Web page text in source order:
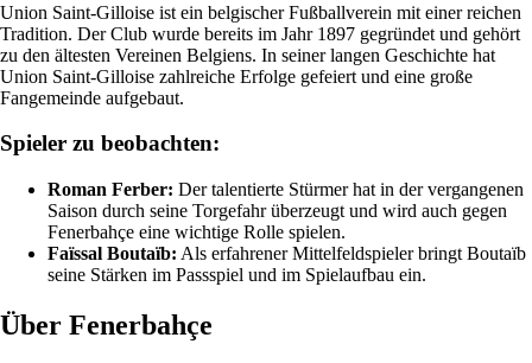
Union Saint-Gilloise ist ein belgischer Fußballverein mit einer reichen
Tradition. Der Club wurde bereits im Jahr 1897 gegründet und gehört
zu den ältesten Vereinen Belgiens. In seiner langen Geschichte hat
Union Saint-Gilloise zahlreiche Erfolge gefeiert und eine große
Fangemeinde aufgebaut.
Spieler zu beobachten:
Roman Ferber: Der talentierte Stürmer hat in der vergangenen
Saison durch seine Torgefahr überzeugt und wird auch gegen
Fenerbahçe eine wichtige Rolle spielen.
Faïssal Boutaïb: Als erfahrener Mittelfeldspieler bringt Boutaïb
seine Stärken im Passspiel und im Spielaufbau ein.
Über Fenerbahçe